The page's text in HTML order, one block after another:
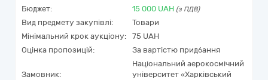
Бюджет: 15 000 UAH (з ПДВ)
Вид предмету закупівлі:
Товари
Мінімальний крок аукціону:
75 UAH
Оцінка пропозицій:
За вартістю придбання
Замовник:
Національний аерокосмічний
університет «Харківський